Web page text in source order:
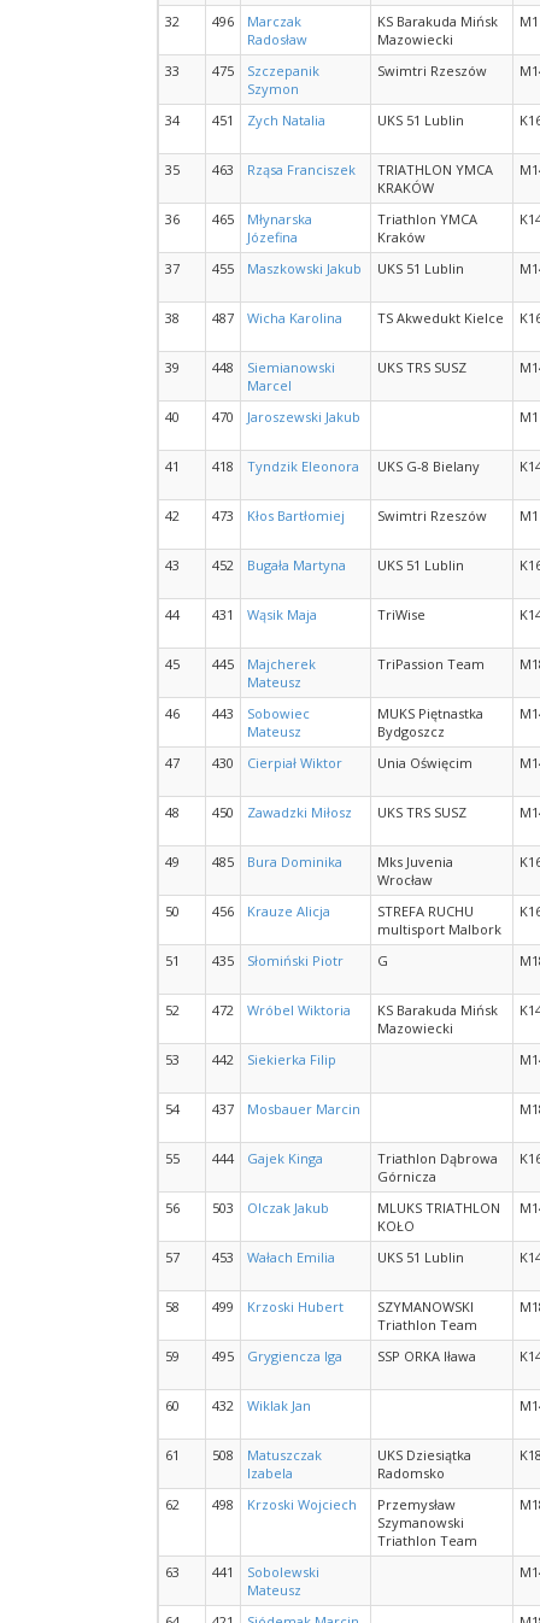
32 496
Marczak
Radosław
KS Barakuda Mińsk
Mazowiecki
33 475
Szczepanik
Szymon
Swimtri Rzeszów
34 451 Zych Natalia UKS 51 Lublin
35 463 Rząsa Franciszek
TRIATHLON YMCA
KRAKÓW
36 465
Młynarska
Józefina
Triathlon YMCA
Kraków
37 455 Maszkowski Jakub UKS 51 Lublin
38 487 Wicha Karolina TS Akwedukt Kielce
39 448
Siemianowski
Marcel
UKS TRS SUSZ
40 470 Jaroszewski Jakub
41 418 Tyndzik Eleonora UKS G-8 Bielany
42 473 Kłos Bartłomiej Swimtri Rzeszów
43 452 Bugała Martyna UKS 51 Lublin
44 431 Wąsik Maja TriWise
45 445
Majcherek
Mateusz
TriPassion Team
46 443
Sobowiec
Mateusz
MUKS Piętnastka
Bydgoszcz
47 430 Cierpiał Wiktor Unia Oświęcim
48 450 Zawadzki Miłosz UKS TRS SUSZ
49 485 Bura Dominika
Mks Juvenia
Wrocław
50 456 Krauze Alicja
STREFA RUCHU
multisport Malbork
51 435 Słomiński Piotr G
52 472 Wróbel Wiktoria
KS Barakuda Mińsk
Mazowiecki
53 442 Siekierka Filip
54 437 Mosbauer Marcin
55 444 Gajek Kinga
Triathlon Dąbrowa
Górnicza
56 503 Olczak Jakub
MLUKS TRIATHLON
KOŁO
57 453 Wałach Emilia UKS 51 Lublin
58 499 Krzoski Hubert
SZYMANOWSKI
Triathlon Team
59 495 Grygiencza Iga SSP ORKA Iława
60 432 Wiklak Jan
61 508
Matuszczak
Izabela
UKS Dziesiątka
Radomsko
62 498 Krzoski Wojciech
Przemysław
Szymanowski
Triathlon Team
63 441
Sobolewski
Mateusz